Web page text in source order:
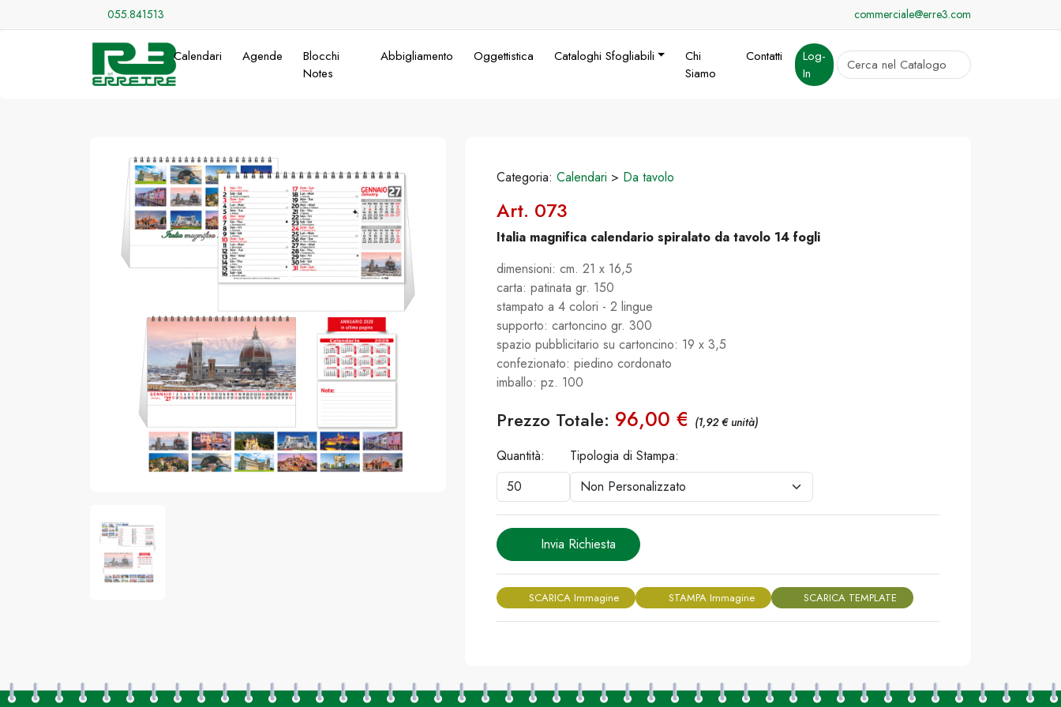
055.841513 commerciale@erre3.com
Calendari Agende
Blocchi
Notes
Abbigliamento Oggettistica Cataloghi Sfogliabili
Chi
Siamo
Contatti
Log-
In
cerca
Categoria: Calendari > Da tavolo
Art. 073
Italia magnifica calendario spiralato da tavolo 14 fogli
dimensioni: cm. 21 x 16,5
carta: patinata gr. 150
stampato a 4 colori - 2 lingue
supporto: cartoncino gr. 300
spazio pubblicitario su cartoncino: 19 x 3,5
confezionato: piedino cordonato
imballo: pz. 100
Prezzo Totale: 96,00 € (1,92 € unità)
Quantità: Tipologia di Stampa:
Invia Richiesta
SCARICA Immagine STAMPA Immagine SCARICA TEMPLATE